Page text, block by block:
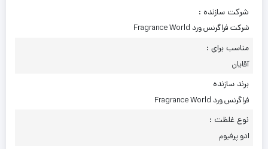
شرکت سازنده :
شرکت فراگرنس ورد Fragrance World
مناسب برای :
آقایان
برند سازنده
فراگرنس ورد Fragrance World
نوع غلظت :
ادو پرفیوم